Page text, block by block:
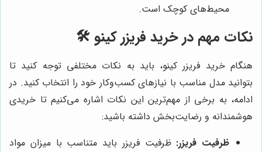
محیط‌های کوچک است.
نکات مهم در خرید فریزر کینو 🛠️
هنگام خرید فریزر کینو، باید به نکات مختلفی توجه کنید تا
بتوانید مدل مناسب با نیازهای کسب‌وکار خود را انتخاب کنید. در
ادامه، به برخی از مهم‌ترین این نکات اشاره می‌کنیم تا خریدی
هوشمندانه و رضایت‌بخش داشته باشید:
ظرفیت فریزر: ظرفیت فریزر باید متناسب با میزان مواد